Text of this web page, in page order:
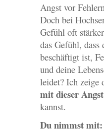
Angst vor
Doch bei
Gefühl oft
das Gefühl,
beschäftigt ist,
und deine
leidet? Ich zeige
mit dieser
kannst.
Du nimmst mit: